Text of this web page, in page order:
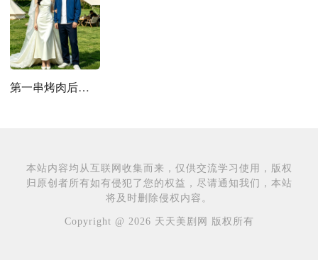
第一串烤肉后，我嫁给了顶流
本站内容均从互联网收集而来，仅供交流学习使用，版权
归原创者所有如有侵犯了您的权益，尽请通知我们，本站
将及时删除侵权内容。
Copyright @ 2026 天天美剧网 版权所有